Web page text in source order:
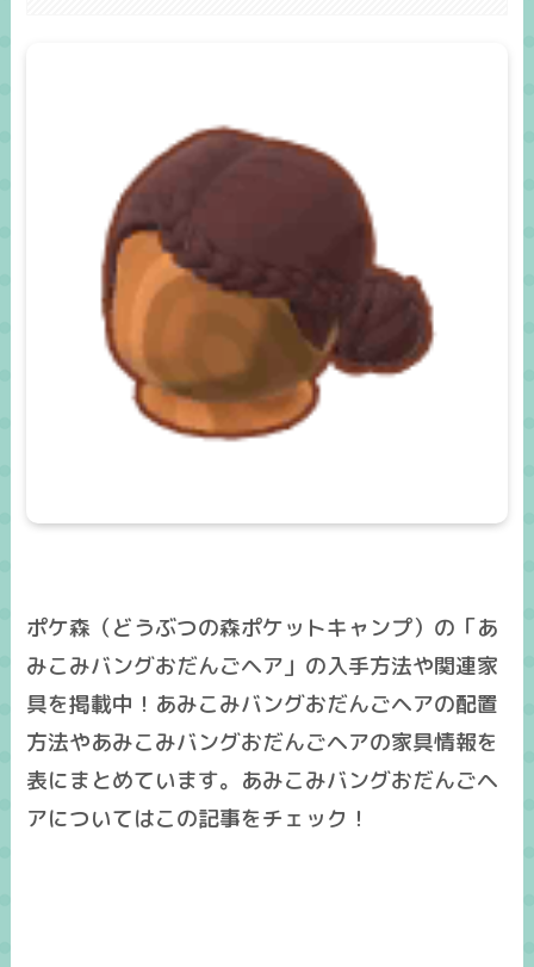
ポケ森（どうぶつの森ポケットキャンプ）の「あ
みこみバングおだんごヘア」の入手方法や関連家
具を掲載中！あみこみバングおだんごヘアの配置
方法やあみこみバングおだんごヘアの家具情報を
表にまとめています。あみこみバングおだんごヘ
アについてはこの記事をチェック！